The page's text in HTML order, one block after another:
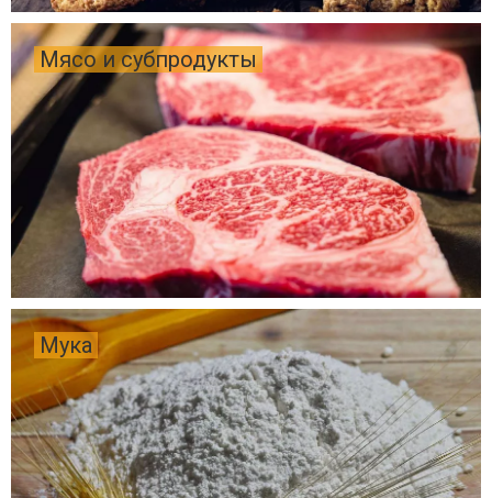
Мясо и субпродукты
Мука